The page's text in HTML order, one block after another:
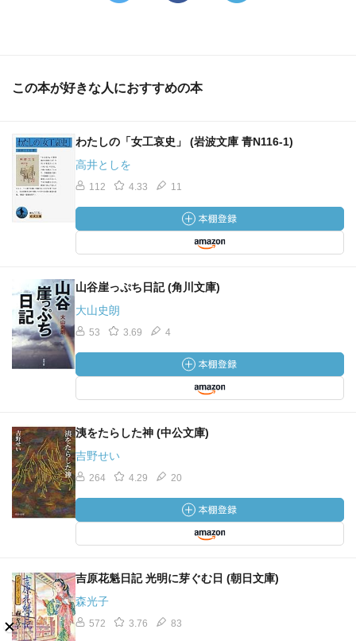
この本が好きな人におすすめの本
わたしの「女工哀史」 (岩波文庫 青N116-1)
高井としを
112 4.33 11
山谷崖っぷち日記 (角川文庫)
大山史朗
53 3.69 4
洟をたらした神 (中公文庫)
吉野せい
264 4.29 20
吉原花魁日記 光明に芽ぐむ日 (朝日文庫)
森光子
572 3.76 83